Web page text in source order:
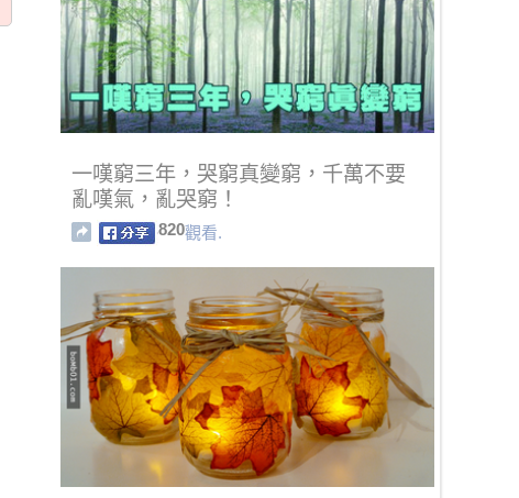
一嘆窮三年，哭窮真變窮，千萬不要
亂嘆氣，亂哭窮！
820觀看.